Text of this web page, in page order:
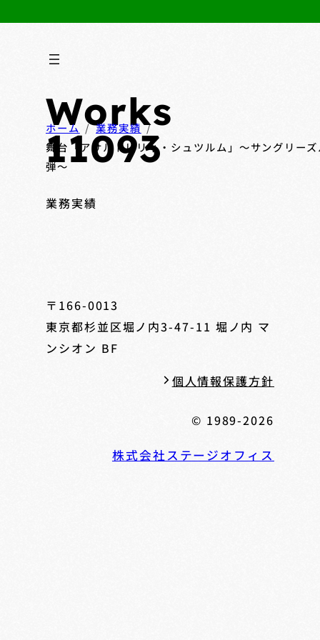
Works
11093
業務実績
ホーム
業務実績
舞台「アサルトリリィ・シュツルム」～サングリー
弾～
〒166-0013
東京都杉並区堀ノ内3-47-11 堀ノ内 マ
ンシオン BF
個人情報保護方針
© 1989-2026
株式会社ステージオフィス